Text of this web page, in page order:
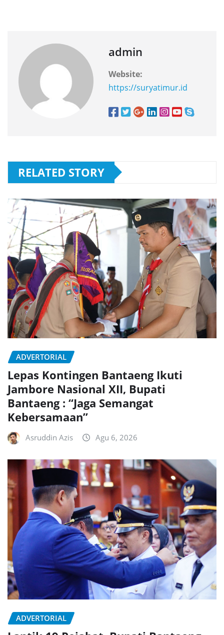
admin
Website:
https://suryatimur.id
RELATED STORY
ADVERTORIAL
Lepas Kontingen Bantaeng Ikuti
Jambore Nasional XII, Bupati
Bantaeng : “Jaga Semangat
Kebersamaan”
Asruddin Azis Agu 6, 2026
ADVERTORIAL